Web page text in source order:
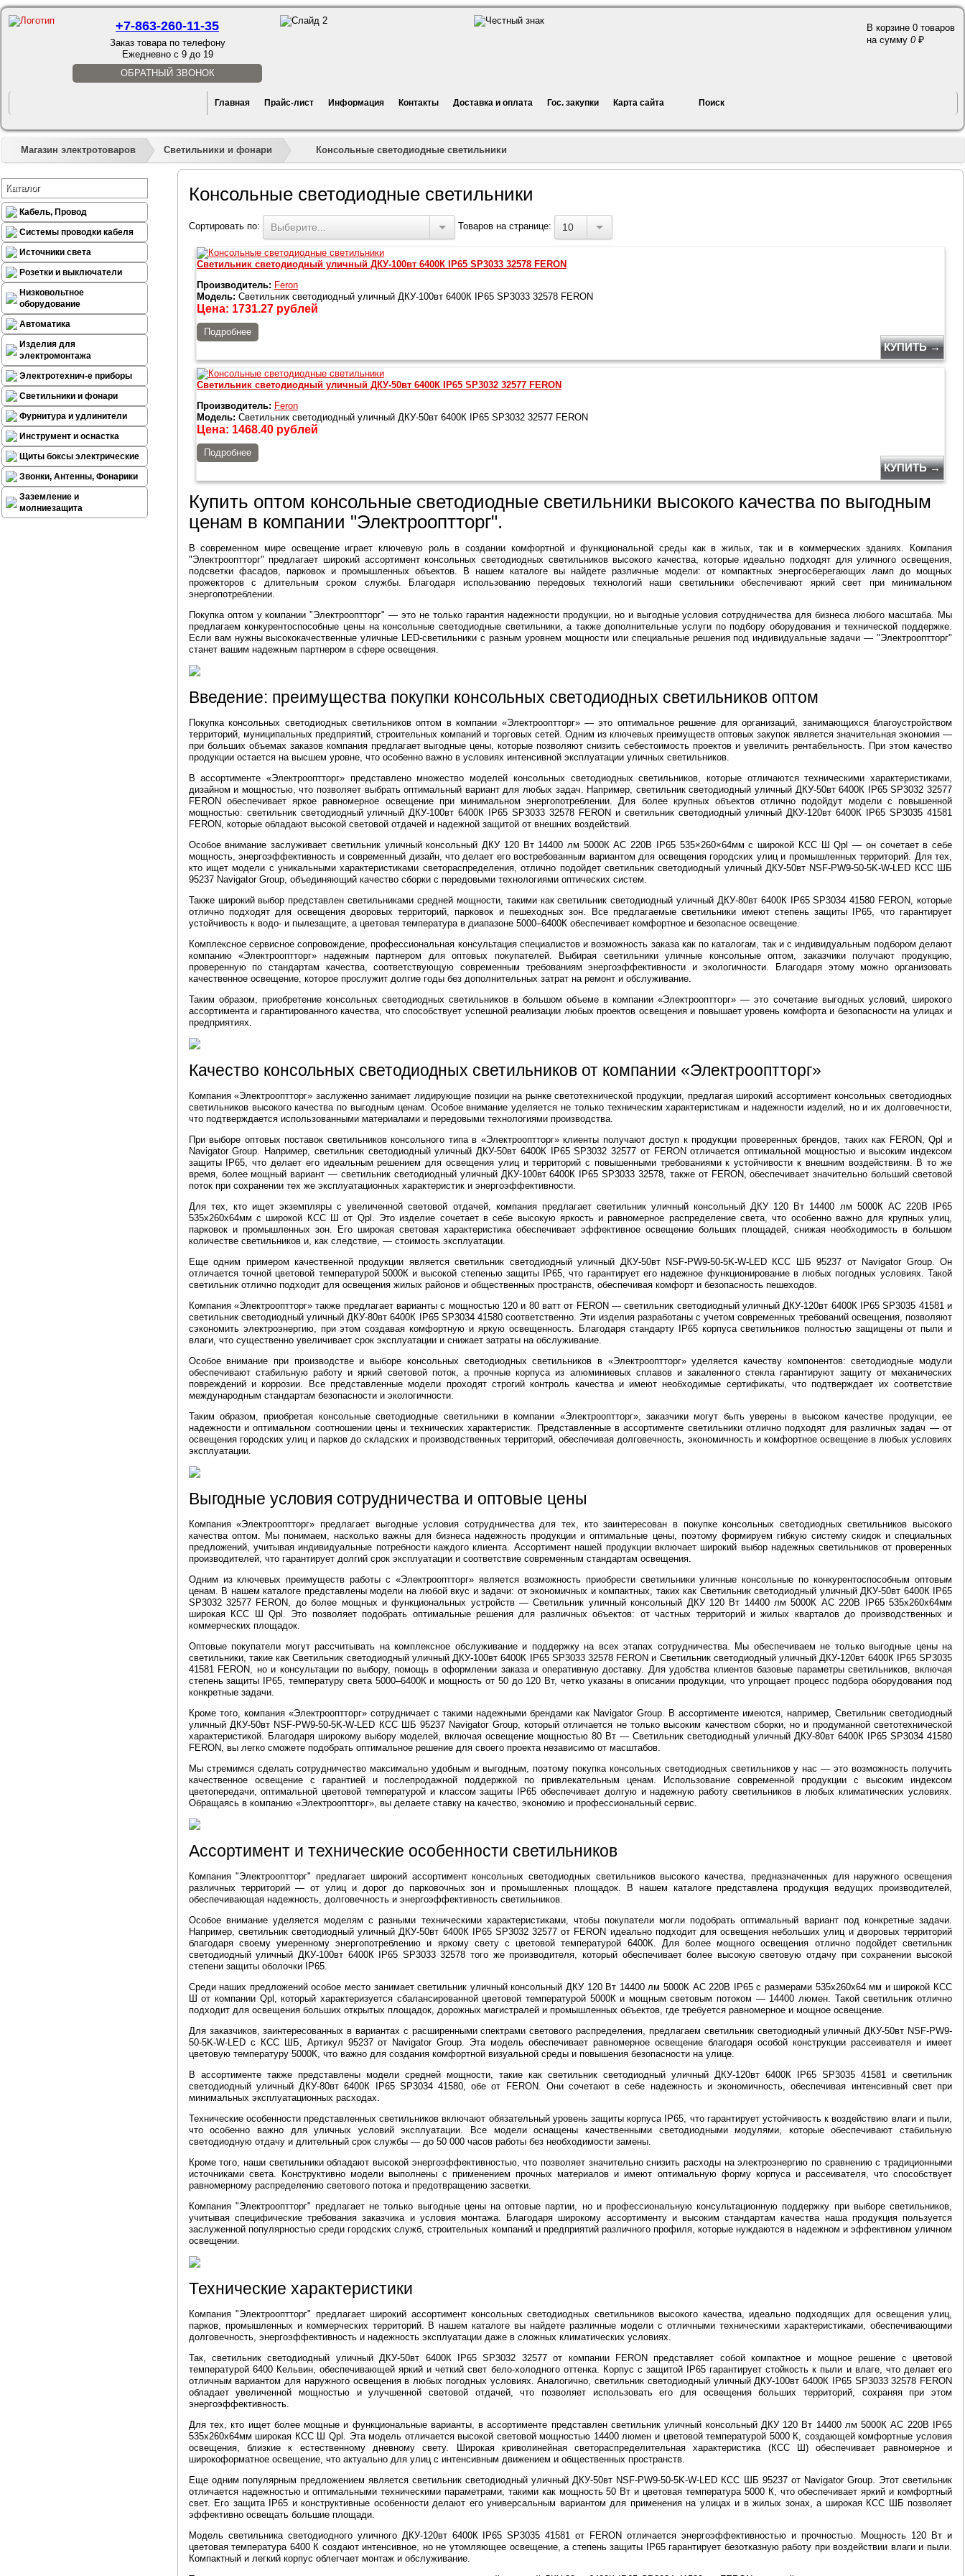
+7-863-260-11-35
Заказ товара по телефону
Ежедневно с 9 до 19
ОБРАТНЫЙ ЗВОНОК
В корзине 0 товаров
на сумму 0
Главная Прайс-лист Информация Контакты Доставка и оплата Гос. закупки Карта сайта Поиск
Магазин электротоваров »
Светильники и фонари » Консольные светодиодные светильники
Каталог
Кабель, Провод
Системы проводки кабеля
Источники света
Розетки и выключатели
Низковольтное
оборудование
Автоматика
Изделия для
электромонтажа
Электротехнич-е приборы
Светильники и фонари
Фурнитура и удлинители
Инструмент и оснастка
Щиты боксы электрические
Звонки, Антенны, Фонарики
Заземление и
молниезащита
Консольные светодиодные светильники
Сортировать по: Выберите... Товаров на странице: 10
Светильник светодиодный уличный ДКУ-100вт 6400К IP65 SP3033 32578 FERON
Производитель: Feron
Модель: Светильник светодиодный уличный ДКУ-100вт 6400К IP65 SP3033 32578 FERON
Цена: 1731.27рублей
Подробнее
КУПИТЬ →
Светильник светодиодный уличный ДКУ-50вт 6400К IP65 SP3032 32577 FERON
Производитель: Feron
Модель: Светильник светодиодный уличный ДКУ-50вт 6400К IP65 SP3032 32577 FERON
Цена: 1468.40рублей
Подробнее
КУПИТЬ →
Купить оптом консольные светодиодные светильники высокого качества по выгодным
ценам в компании "Электрооптторг".
В современном мире освещение играет ключевую роль в создании комфортной и функциональной среды как в жилых, так и в коммерческих зданиях. Компания
"Электрооптторг" предлагает широкий ассортимент консольных светодиодных светильников высокого качества, которые идеально подходят для уличного освещения,
подсветки фасадов, парковок и промышленных объектов. В нашем каталоге вы найдете различные модели: от компактных энергосберегающих ламп до мощных
прожекторов с длительным сроком службы. Благодаря использованию передовых технологий наши светильники обеспечивают яркий свет при минимальном
энергопотреблении.
Покупка оптом у компании "Электрооптторг" — это не только гарантия надежности продукции, но и выгодные условия сотрудничества для бизнеса любого масштаба. Мы
предлагаем конкурентоспособные цены на консольные светодиодные светильники, а также дополнительные услуги по подбору оборудования и технической поддержке.
Если вам нужны высококачественные уличные LED-светильники с разным уровнем мощности или специальные решения под индивидуальные задачи — "Электрооптторг"
станет вашим надежным партнером в сфере освещения.
Введение: преимущества покупки консольных светодиодных светильников оптом
Покупка консольных светодиодных светильников оптом в компании «Электрооптторг» — это оптимальное решение для организаций, занимающихся благоустройством
территорий, муниципальных предприятий, строительных компаний и торговых сетей. Одним из ключевых преимуществ оптовых закупок является значительная экономия —
при больших объемах заказов компания предлагает выгодные цены, которые позволяют снизить себестоимость проектов и увеличить рентабельность. При этом качество
продукции остается на высшем уровне, что особенно важно в условиях интенсивной эксплуатации уличных светильников.
В ассортименте «Электрооптторг» представлено множество моделей консольных светодиодных светильников, которые отличаются техническими характеристиками,
дизайном и мощностью, что позволяет выбрать оптимальный вариант для любых задач. Например, светильник светодиодный уличный ДКУ-50вт 6400К IP65 SP3032 32577
FERON обеспечивает яркое равномерное освещение при минимальном энергопотреблении. Для более крупных объектов отлично подойдут модели с повышенной
мощностью: светильник светодиодный уличный ДКУ-100вт 6400К IP65 SP3033 32578 FERON и светильник светодиодный уличный ДКУ-120вт 6400К IP65 SP3035 41581
FERON, которые обладают высокой световой отдачей и надежной защитой от внешних воздействий.
Особое внимание заслуживает светильник уличный консольный ДКУ 120 Вт 14400 лм 5000К AC 220В IP65 535×260×64мм с широкой КСС Ш Qpl — он сочетает в себе
мощность, энергоэффективность и современный дизайн, что делает его востребованным вариантом для освещения городских улиц и промышленных территорий. Для тех,
кто ищет модели с уникальными характеристиками светораспределения, отлично подойдет светильник светодиодный уличный ДКУ-50вт NSF-PW9-50-5K-W-LED КСС ШБ
95237 Navigator Group, объединяющий качество сборки с передовыми технологиями оптических систем.
Также широкий выбор представлен светильниками средней мощности, такими как светильник светодиодный уличный ДКУ-80вт 6400К IP65 SP3034 41580 FERON, которые
отлично подходят для освещения дворовых территорий, парковок и пешеходных зон. Все предлагаемые светильники имеют степень защиты IP65, что гарантирует
устойчивость к водо- и пылезащите, а цветовая температура в диапазоне 5000–6400К обеспечивает комфортное и безопасное освещение.
Комплексное сервисное сопровождение, профессиональная консультация специалистов и возможность заказа как по каталогам, так и с индивидуальным подбором делают
компанию «Электрооптторг» надежным партнером для оптовых покупателей. Выбирая светильники уличные консольные оптом, заказчики получают продукцию,
проверенную по стандартам качества, соответствующую современным требованиям энергоэффективности и экологичности. Благодаря этому можно организовать
качественное освещение, которое прослужит долгие годы без дополнительных затрат на ремонт и обслуживание.
Таким образом, приобретение консольных светодиодных светильников в большом объеме в компании «Электрооптторг» — это сочетание выгодных условий, широкого
ассортимента и гарантированного качества, что способствует успешной реализации любых проектов освещения и повышает уровень комфорта и безопасности на улицах и
предприятиях.
Качество консольных светодиодных светильников от компании «Электрооптторг»
Компания «Электрооптторг» заслуженно занимает лидирующие позиции на рынке светотехнической продукции, предлагая широкий ассортимент консольных светодиодных
светильников высокого качества по выгодным ценам. Особое внимание уделяется не только техническим характеристикам и надежности изделий, но и их долговечности,
что подтверждается использованными материалами и передовыми технологиями производства.
При выборе оптовых поставок светильников консольного типа в «Электрооптторг» клиенты получают доступ к продукции проверенных брендов, таких как FERON, Qpl и
Navigator Group. Например, светильник светодиодный уличный ДКУ-50вт 6400К IP65 SP3032 32577 от FERON отличается оптимальной мощностью и высоким индексом
защиты IP65, что делает его идеальным решением для освещения улиц и территорий с повышенными требованиями к устойчивости к внешним воздействиям. В то же
время, более мощный вариант — светильник светодиодный уличный ДКУ-100вт 6400К IP65 SP3033 32578, также от FERON, обеспечивает значительно больший световой
поток при сохранении тех же эксплуатационных характеристик и энергоэффективности.
Для тех, кто ищет экземпляры с увеличенной световой отдачей, компания предлагает светильник уличный консольный ДКУ 120 Вт 14400 лм 5000К AC 220В IP65
535х260х64мм с широкой КСС Ш от Qpl. Это изделие сочетает в себе высокую яркость и равномерное распределение света, что особенно важно для крупных улиц,
парковок и промышленных зон. Его широкая световая характеристика обеспечивает эффективное освещение больших площадей, снижая необходимость в большом
количестве светильников и, как следствие, — стоимость эксплуатации.
Еще одним примером качественной продукции является светильник светодиодный уличный ДКУ-50вт NSF-PW9-50-5K-W-LED КСС ШБ 95237 от Navigator Group. Он
отличается точной цветовой температурой 5000К и высокой степенью защиты IP65, что гарантирует его надежное функционирование в любых погодных условиях. Такой
светильник отлично подходит для освещения жилых районов и общественных пространств, обеспечивая комфорт и безопасность пешеходов.
Компания «Электрооптторг» также предлагает варианты с мощностью 120 и 80 ватт от FERON — светильник светодиодный уличный ДКУ-120вт 6400К IP65 SP3035 41581 и
светильник светодиодный уличный ДКУ-80вт 6400К IP65 SP3034 41580 соответственно. Эти изделия разработаны с учетом современных требований освещения, позволяют
сэкономить электроэнергию, при этом создавая комфортную и яркую освещенность. Благодаря стандарту IP65 корпуса светильников полностью защищены от пыли и
влаги, что существенно увеличивает срок эксплуатации и снижает затраты на обслуживание.
Особое внимание при производстве и выборе консольных светодиодных светильников в «Электрооптторг» уделяется качеству компонентов: светодиодные модули
обеспечивают стабильную работу и яркий световой поток, а прочные корпуса из алюминиевых сплавов и закаленного стекла гарантируют защиту от механических
повреждений и коррозии. Все представленные модели проходят строгий контроль качества и имеют необходимые сертификаты, что подтверждает их соответствие
международным стандартам безопасности и экологичности.
Таким образом, приобретая консольные светодиодные светильники в компании «Электрооптторг», заказчики могут быть уверены в высоком качестве продукции, ее
надежности и оптимальном соотношении цены и технических характеристик. Представленные в ассортименте светильники отлично подходят для различных задач — от
освещения городских улиц и парков до складских и производственных территорий, обеспечивая долговечность, экономичность и комфортное освещение в любых условиях
эксплуатации.
Выгодные условия сотрудничества и оптовые цены
Компания «Электрооптторг» предлагает выгодные условия сотрудничества для тех, кто заинтересован в покупке консольных светодиодных светильников высокого
качества оптом. Мы понимаем, насколько важны для бизнеса надежность продукции и оптимальные цены, поэтому формируем гибкую систему скидок и специальных
предложений, учитывая индивидуальные потребности каждого клиента. Ассортимент нашей продукции включает широкий выбор надежных светильников от проверенных
производителей, что гарантирует долгий срок эксплуатации и соответствие современным стандартам освещения.
Одним из ключевых преимуществ работы с «Электрооптторг» является возможность приобрести светильники уличные консольные по конкурентоспособным оптовым
ценам. В нашем каталоге представлены модели на любой вкус и задачи: от экономичных и компактных, таких как Светильник светодиодный уличный ДКУ-50вт 6400К IP65
SP3032 32577 FERON, до более мощных и функциональных устройств — Светильник уличный консольный ДКУ 120 Вт 14400 лм 5000К AC 220В IP65 535х260х64мм
широкая КСС Ш Qpl. Это позволяет подобрать оптимальные решения для различных объектов: от частных территорий и жилых кварталов до производственных и
коммерческих площадок.
Оптовые покупатели могут рассчитывать на комплексное обслуживание и поддержку на всех этапах сотрудничества. Мы обеспечиваем не только выгодные цены на
светильники, такие как Светильник светодиодный уличный ДКУ-100вт 6400К IP65 SP3033 32578 FERON и Светильник светодиодный уличный ДКУ-120вт 6400К IP65 SP3035
41581 FERON, но и консультации по выбору, помощь в оформлении заказа и оперативную доставку. Для удобства клиентов базовые параметры светильников, включая
степень защиты IP65, температуру света 5000–6400К и мощность от 50 до 120 Вт, четко указаны в описании продукции, что упрощает процесс подбора оборудования под
конкретные задачи.
Кроме того, компания «Электрооптторг» сотрудничает с такими надежными брендами как Navigator Group. В ассортименте имеются, например, Светильник светодиодный
уличный ДКУ-50вт NSF-PW9-50-5K-W-LED КСС ШБ 95237 Navigator Group, который отличается не только высоким качеством сборки, но и продуманной светотехнической
характеристикой. Благодаря широкому выбору моделей, включая освещение мощностью 80 Вт — Светильник светодиодный уличный ДКУ-80вт 6400К IP65 SP3034 41580
FERON, вы легко сможете подобрать оптимальное решение для своего проекта независимо от масштабов.
Мы стремимся сделать сотрудничество максимально удобным и выгодным, поэтому покупка консольных светодиодных светильников у нас — это возможность получить
качественное освещение с гарантией и послепродажной поддержкой по привлекательным ценам. Использование современной продукции с высоким индексом
цветопередачи, оптимальной цветовой температурой и классом защиты IP65 обеспечивает долгую и надежную работу светильников в любых климатических условиях.
Обращаясь в компанию «Электрооптторг», вы делаете ставку на качество, экономию и профессиональный сервис.
Ассортимент и технические особенности светильников
Компания "Электрооптторг" предлагает широкий ассортимент консольных светодиодных светильников высокого качества, предназначенных для наружного освещения
различных территорий — от улиц и дорог до парковочных зон и промышленных площадок. В нашем каталоге представлена продукция ведущих производителей,
обеспечивающая надежность, долговечность и энергоэффективность светильников.
Особое внимание уделяется моделям с разными техническими характеристиками, чтобы покупатели могли подобрать оптимальный вариант под конкретные задачи.
Например, светильник светодиодный уличный ДКУ-50вт 6400К IP65 SP3032 32577 от FERON идеально подходит для освещения небольших улиц и дворовых территорий
благодаря своему умеренному энергопотреблению и яркому свету с цветовой температурой 6400К. Для более мощного освещения отлично подойдет светильник
светодиодный уличный ДКУ-100вт 6400К IP65 SP3033 32578 того же производителя, который обеспечивает более высокую световую отдачу при сохранении высокой
степени защиты оболочки IP65.
Среди наших предложений особое место занимает светильник уличный консольный ДКУ 120 Вт 14400 лм 5000К AC 220В IP65 с размерами 535х260х64 мм и широкой КСС
Ш от компании Qpl, который характеризуется сбалансированной цветовой температурой 5000К и мощным световым потоком — 14400 люмен. Такой светильник отлично
подходит для освещения больших открытых площадок, дорожных магистралей и промышленных объектов, где требуется равномерное и мощное освещение.
Для заказчиков, заинтересованных в вариантах с расширенными спектрами светового распределения, предлагаем светильник светодиодный уличный ДКУ-50вт NSF-PW9-
50-5K-W-LED с КСС ШБ, Артикул 95237 от Navigator Group. Эта модель обеспечивает равномерное освещение благодаря особой конструкции рассеивателя и имеет
цветовую температуру 5000К, что важно для создания комфортной визуальной среды и повышения безопасности на улице.
В ассортименте также представлены модели средней мощности, такие как светильник светодиодный уличный ДКУ-120вт 6400К IP65 SP3035 41581 и светильник
светодиодный уличный ДКУ-80вт 6400К IP65 SP3034 41580, обе от FERON. Они сочетают в себе надежность и экономичность, обеспечивая интенсивный свет при
минимальных эксплуатационных расходах.
Технические особенности представленных светильников включают обязательный уровень защиты корпуса IP65, что гарантирует устойчивость к воздействию влаги и пыли,
что особенно важно для уличных условий эксплуатации. Все модели оснащены качественными светодиодными модулями, которые обеспечивают стабильную
светодиодную отдачу и длительный срок службы — до 50 000 часов работы без необходимости замены.
Кроме того, наши светильники обладают высокой энергоэффективностью, что позволяет значительно снизить расходы на электроэнергию по сравнению с традиционными
источниками света. Конструктивно модели выполнены с применением прочных материалов и имеют оптимальную форму корпуса и рассеивателя, что способствует
равномерному распределению светового потока и предотвращению засветки.
Компания "Электрооптторг" предлагает не только выгодные цены на оптовые партии, но и профессиональную консультационную поддержку при выборе светильников,
учитывая специфические требования заказчика и условия монтажа. Благодаря широкому ассортименту и высоким стандартам качества наша продукция пользуется
заслуженной популярностью среди городских служб, строительных компаний и предприятий различного профиля, которые нуждаются в надежном и эффективном уличном
освещении.
Технические характеристики
Компания "Электрооптторг" предлагает широкий ассортимент консольных светодиодных светильников высокого качества, идеально подходящих для освещения улиц,
парков, промышленных и коммерческих территорий. В нашем каталоге вы найдете различные модели с отличными техническими характеристиками, обеспечивающими
долговечность, энергоэффективность и надежность эксплуатации даже в сложных климатических условиях.
Так, светильник светодиодный уличный ДКУ-50вт 6400К IP65 SP3032 32577 от компании FERON представляет собой компактное и мощное решение с цветовой
температурой 6400 Кельвин, обеспечивающей яркий и четкий свет бело-холодного оттенка. Корпус с защитой IP65 гарантирует стойкость к пыли и влаге, что делает его
отличным вариантом для наружного освещения в любых погодных условиях. Аналогично, светильник светодиодный уличный ДКУ-100вт 6400К IP65 SP3033 32578 FERON
обладает увеличенной мощностью и улучшенной световой отдачей, что позволяет использовать его для освещения больших территорий, сохраняя при этом
энергоэффективность.
Для тех, кто ищет более мощные и функциональные варианты, в ассортименте представлен светильник уличный консольный ДКУ 120 Вт 14400 лм 5000К AC 220В IP65
535х260х64мм широкая КСС Ш Qpl. Эта модель отличается высокой световой мощностью 14400 люмен и цветовой температурой 5000 К, создающей комфортные условия
освещения, близкие к естественному дневному свету. Широкая криволинейная светораспределительная характеристика (КСС Ш) обеспечивает равномерное и
широкоформатное освещение, что актуально для улиц с интенсивным движением и общественных пространств.
Еще одним популярным предложением является светильник светодиодный уличный ДКУ-50вт NSF-PW9-50-5K-W-LED КСС ШБ 95237 от Navigator Group. Этот светильник
отличается надежностью и оптимальными техническими параметрами, такими как мощность 50 Вт и цветовая температура 5000 К, что обеспечивает яркий и комфортный
свет. Его защита IP65 и конструктивные особенности делают его универсальным вариантом для применения на улицах и в жилых зонах, а широкая КСС ШБ позволяет
эффективно освещать большие площади.
Модель светильника светодиодного уличного ДКУ-120вт 6400К IP65 SP3035 41581 от FERON отличается энергоэффективностью и прочностью. Мощность 120 Вт и
цветовая температура 6400 К создают интенсивное, но не утомляющее освещение, а степень защиты IP65 гарантирует безотказную работу при воздействии влаги и пыли.
Компактный и легкий корпус облегчает монтаж и обслуживание.